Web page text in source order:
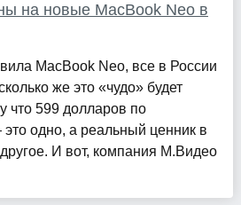
на новые MacBook Neo в
MacBook Neo, все в России
же это «чудо» будет
что 599 долларов по
одно, а реальный ценник в
И вот, компания М.Видео